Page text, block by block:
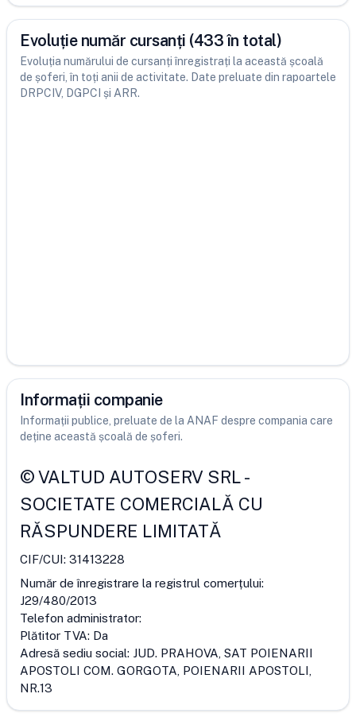
Evoluție număr cursanți (433 în total)
Evoluția numărului de cursanți înregistrați la această școală
de șoferi, în toți anii de activitate. Date preluate din rapoartele
DRPCIV, DGPCI și ARR.
Informații companie
Informații publice, preluate de la ANAF despre compania care
deține această școală de șoferi.
©VALTUD AUTOSERV SRL-
SOCIETATE COMERCIALĂ CU
RĂSPUNDERE LIMITATĂ
CIF/CUI: 31413228
Număr de înregistrare la registrul comerțului:
J29/480/2013
Telefon administrator:
Plătitor TVA: Da
Adresă sediu social: JUD. PRAHOVA, SAT POIENARII
APOSTOLI COM. GORGOTA, POIENARII APOSTOLI,
NR.13